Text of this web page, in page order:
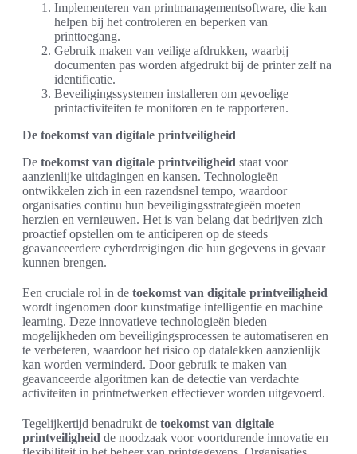
Implementeren van printmanagementsoftware, die kan
helpen bij het controleren en beperken van
printtoegang.
Gebruik maken van veilige afdrukken, waarbij
documenten pas worden afgedrukt bij de printer zelf na
identificatie.
Beveiligingssystemen installeren om gevoelige
printactiviteiten te monitoren en te rapporteren.
De toekomst van digitale printveiligheid
De toekomst van digitale printveiligheid staat voor
aanzienlijke uitdagingen en kansen. Technologieën
ontwikkelen zich in een razendsnel tempo, waardoor
organisaties continu hun beveiligingsstrategieën moeten
herzien en vernieuwen. Het is van belang dat bedrijven zich
proactief opstellen om te anticiperen op de steeds
geavanceerdere cyberdreigingen die hun gegevens in gevaar
kunnen brengen.
Een cruciale rol in de toekomst van digitale printveiligheid
wordt ingenomen door kunstmatige intelligentie en machine
learning. Deze innovatieve technologieën bieden
mogelijkheden om beveiligingsprocessen te automatiseren en
te verbeteren, waardoor het risico op datalekken aanzienlijk
kan worden verminderd. Door gebruik te maken van
geavanceerde algoritmen kan de detectie van verdachte
activiteiten in printnetwerken effectiever worden uitgevoerd.
Tegelijkertijd benadrukt de toekomst van digitale
printveiligheid de noodzaak voor voortdurende innovatie en